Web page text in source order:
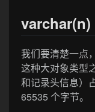
varchar(n)
我们要清楚一点
这种大对象类型
和记录头信息）
65535 个字节。